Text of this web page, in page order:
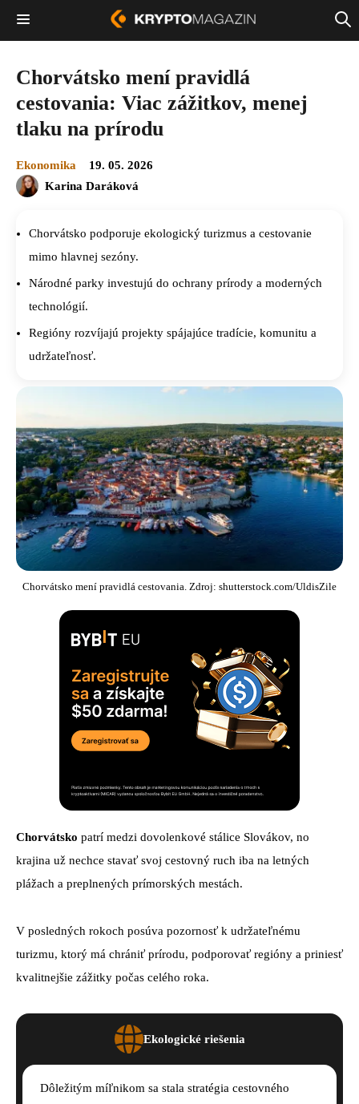
Chorvátsko mení pravidlá
cestovania: Viac zážitkov, menej
tlaku na prírodu
Ekonomika
19. 05. 2026
Karina Daráková
Chorvátsko podporuje ekologický turizmus a cestovanie
mimo hlavnej sezóny.
Národné parky investujú do ochrany prírody a moderných
technológií.
Regióny rozvíjajú projekty spájajúce tradície, komunitu a
udržateľnosť.
Chorvátsko mení pravidlá cestovania. Zdroj: shutterstock.com/UldisZile
Chorvátsko patrí medzi dovolenkové stálice Slovákov, no
krajina už nechce stavať svoj cestovný ruch iba na letných
plážach a preplnených prímorských mestách.
V posledných rokoch posúva pozornosť k udržateľnému
turizmu, ktorý má chrániť prírodu, podporovať regióny a priniesť
kvalitnejšie zážitky počas celého roka.
Ekologické riešenia
Dôležitým míľnikom sa stala stratégia cestovného